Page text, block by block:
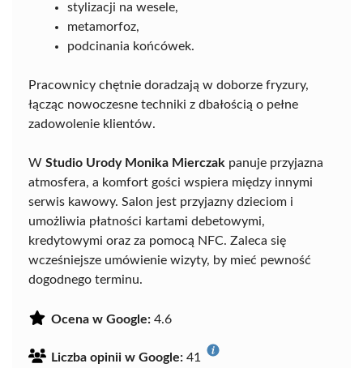
stylizacji na wesele,
metamorfoz,
podcinania końcówek.
Pracownicy chętnie doradzają w doborze fryzury,
łącząc nowoczesne techniki z dbałością o pełne
zadowolenie klientów.
W Studio Urody Monika Mierczak panuje przyjazna
atmosfera, a komfort gości wspiera między innymi
serwis kawowy. Salon jest przyjazny dzieciom i
umożliwia płatności kartami debetowymi,
kredytowymi oraz za pomocą NFC. Zaleca się
wcześniejsze umówienie wizyty, by mieć pewność
dogodnego terminu.
Ocena w Google: 4.6
Liczba opinii w Google: 41